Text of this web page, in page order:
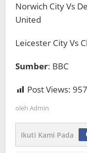
Norwich City Vs
United
Leicester City Vs
Sumber: BBC
Post Views: 957
oleh Admin
Ikuti Kami Pada